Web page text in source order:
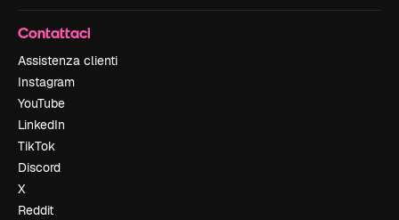
Contattaci
Assistenza clienti
Instagram
YouTube
LinkedIn
TikTok
Discord
X
Reddit